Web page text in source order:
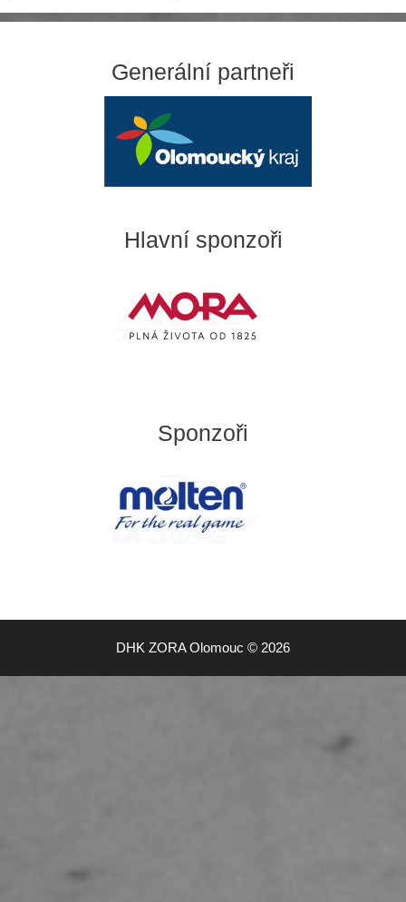
Generální partneři
Hlavní sponzoři
Sponzoři
DHK ZORA Olomouc © 2026